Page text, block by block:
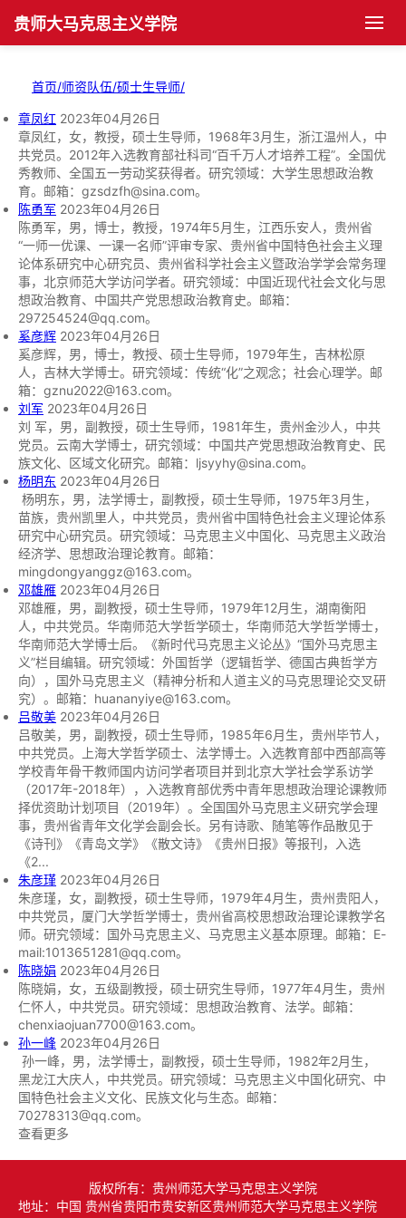
贵师大马克思主义学院
学院概况
学院简介
机构设置
现任领导
历任领导
历史沿革
院长书记信箱
党群工作
党建动态
支部建设
团学组织
团学活动
工会活动
师资队伍
博士生导师
硕士生导师
教师风采
学科发展
学科建设
科研活动
科研项目
科研论文
科研著作
科研奖励
教学成果
人才培养
博士生培养
硕士生培养
本科生培养
博士后培养
进修访学
学生园地
学生管理
奖励资助
就业指导
青马榜样
社会实践
平台建设
科研平台
研修平台
思政资源
经典著作
经典资源
院友之家
组织机构
院友动态
院友风采
院友捐赠
学院概况
学院简介
机构设置
现任领导
历任领导
历史沿革
党群工作
师资队伍
学科建设
科学研究
人才培养
学生天地
研修平台
媒体资源
首页/师资队伍/硕士生导师/
章凤红 2023年04月26日
章凤红，女，教授，硕士生导师，1968年3月生，浙江温州人，中
共党员。2012年入选教育部社科司“百千万人才培养工程”。全国优
秀教师、全国五一劳动奖获得者。研究领域：大学生思想政治教
育。邮箱：gzsdzfh@sina.com。
陈勇军 2023年04月26日
陈勇军，男，博士，教授，1974年5月生，江西乐安人，贵州省
“一师一优课、一课一名师”评审专家、贵州省中国特色社会主义理
论体系研究中心研究员、贵州省科学社会主义暨政治学学会常务理
事，北京师范大学访问学者。研究领域：中国近现代社会文化与思
想政治教育、中国共产党思想政治教育史。邮箱：
297254524@qq.com。
奚彦辉 2023年04月26日
奚彦辉，男，博士，教授、硕士生导师，1979年生，吉林松原
人，吉林大学博士。研究领域：传统“化”之观念；社会心理学。邮
箱：gznu2022@163.com。​
刘军 2023年04月26日
刘 军，男，副教授，硕士生导师，1981年生，贵州金沙人，中共
党员。云南大学博士，研究领域：中国共产党思想政治教育史、民
族文化、区域文化研究。邮箱：ljsyyhy@sina.com。
杨明东 2023年04月26日
杨明东，男，法学博士，副教授，硕士生导师，1975年3月生，
苗族，贵州凯里人，中共党员，贵州省中国特色社会主义理论体系
研究中心研究员。研究领域：马克思主义中国化、马克思主义政治
经济学、思想政治理论教育。邮箱：
mingdongyanggz@163.com。
邓雄雁 2023年04月26日
邓雄雁，男，副教授，硕士生导师，1979年12月生，湖南衡阳
人，中共党员。华南师范大学哲学硕士，华南师范大学哲学博士，
华南师范大学博士后。《新时代马克思主义论丛》“国外马克思主
义”栏目编辑。研究领域：外国哲学（逻辑哲学、德国古典哲学方
向），国外马克思主义（精神分析和人道主义的马克思理论交叉研
究）。邮箱：huananyiye@163.com。
吕敬美 2023年04月26日
吕敬美，男，副教授，硕士生导师，1985年6月生，贵州毕节人，
中共党员。上海大学哲学硕士、法学博士。入选教育部中西部高等
学校青年骨干教师国内访问学者项目并到北京大学社会学系访学
（2017年-2018年），入选教育部优秀中青年思想政治理论课教师
择优资助计划项目（2019年）。全国国外马克思主义研究学会理
事，贵州省青年文化学会副会长。另有诗歌、随笔等作品散见于
《诗刊》《青岛文学》《散文诗》《贵州日报》等报刊，入选
《2...
朱彦瑾 2023年04月26日
朱彦瑾，女，副教授，硕士生导师，1979年4月生，贵州贵阳人，
中共党员，厦门大学哲学博士，贵州省高校思想政治理论课教学名
师。研究领域：国外马克思主义、马克思主义基本原理。邮箱：E-
mail:1013651281@qq.com。
陈晓娟 2023年04月26日
陈晓娟，女，五级副教授，硕士研究生导师，1977年4月生，贵州
仁怀人，中共党员。研究领域：思想政治教育、法学。邮箱：
chenxiaojuan7700@163.com。
孙一峰 2023年04月26日
孙一峰，男，法学博士，副教授，硕士生导师，1982年2月生，
黑龙江大庆人，中共党员。研究领域：马克思主义中国化研究、中
国特色社会主义文化、民族文化与生态。邮箱：
70278313@qq.com。
查看更多
版权所有：贵州师范大学马克思主义学院
地址：中国 贵州省贵阳市贵安新区贵州师范大学马克思主义学院